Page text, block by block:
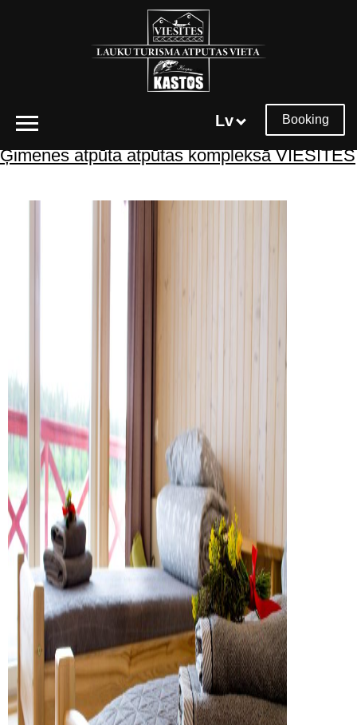
Lv Booking
Tēmtura arhīvs:vieta piknikam
Ģimenes atpūta atpūtas kompleksā VIESĪTES